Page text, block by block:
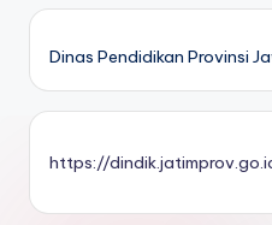
Dinas Pendidikan Provinsi
https://